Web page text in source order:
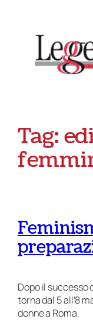
contenuto
Tag:
Dopo il successo
torna dal 5 all’8
donne a Roma.